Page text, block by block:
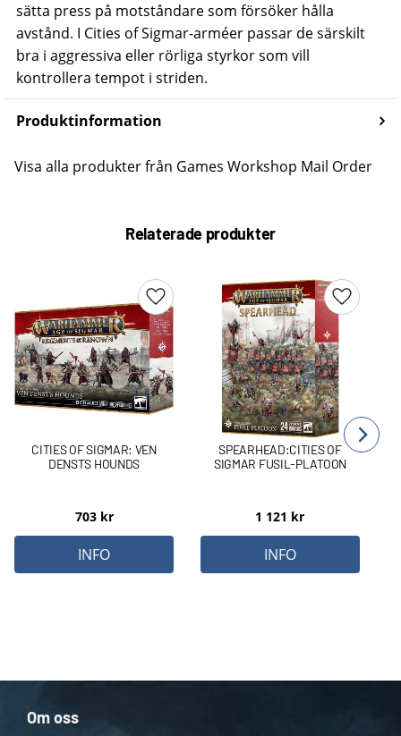
sätta press på motståndare som försöker hålla
avstånd. I Cities of Sigmar-arméer passar de särskilt
bra i aggressiva eller rörliga styrkor som vill
kontrollera tempot i striden.
Produktinformation
Visa alla produkter från Games Workshop Mail Order
Relaterade produkter
CITIES OF SIGMAR: VEN
DENSTS HOUNDS
703kr
Lägg till i favoriter
INFO
SPEARHEAD:CITIES OF
SIGMAR FUSIL-PLATOON
1 121 kr
Lägg till
INFO
Om oss